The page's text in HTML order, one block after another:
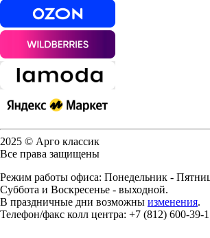
2025 © Арго классик
Все права защищены
Режим работы офиса: Понедельник -
Суббота и Воскресенье - выходной.
В праздничные дни возможны изменения.
Телефон/факс колл центра: +7 (812) 600-39-